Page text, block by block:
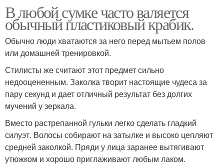
В любой сумке часто валяется
обычный пластиковый крабик.
Обычно люди хватаются за него перед мытьем полов
или домашней тренировкой.
Стилисты же считают этот предмет сильно
недооцененным. Заколка творит настоящие чудеса за
пару секунд и дает отличный результат без долгих
мучений у зеркала.
Вместо растрепанной гульки легко сделать гладкий
силуэт. Волосы собирают на затылке и высоко цепляют
средней заколкой. Пряди у лица заранее вытягивают
утюжком и хорошо приглаживают любым лаком.